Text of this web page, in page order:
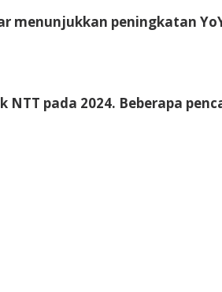
menunjukkan peningkatan
pada 2024. Beberapa